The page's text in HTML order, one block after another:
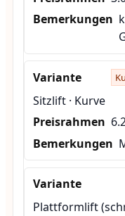
Sitzlift · Kurve
Plattformlift